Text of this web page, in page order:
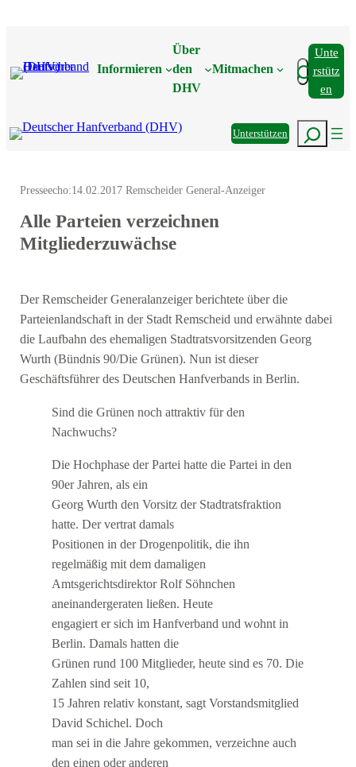
Informieren
Über
den
DHV
Mitmachen Suchen
Unte
Rstütz
En
UnterstützenSuchen
Presseecho:14.02.2017 Remscheider General-Anzeiger
Alle Parteien verzeichnen
Mitgliederzuwächse
Der Remscheider Generalanzeiger berichtete über die
Parteienlandschaft in der Stadt Remscheid und erwähnte dabei
die Laufbahn des ehemaligen Stadtratsvorsitzenden Georg
Wurth (Bündnis 90/Die Grünen). Nun ist dieser
Geschäftsführer des Deutschen Hanfverbands in Berlin.
Sind die Grünen noch attraktiv für den
Nachwuchs?
Die Hochphase der Partei hatte die Partei in den
90er Jahren, als ein
Georg Wurth den Vorsitz der Stadtratsfraktion
hatte. Der vertrat damals
Positionen in der Drogenpolitik, die ihn
regelmäßig mit dem damaligen
Amtsgerichtsdirektor Rolf Söhnchen
aneinandergeraten ließen. Heute
engagiert er sich im Hanfverband und wohnt in
Berlin. Damals hatten die
Grünen rund 100 Mitglieder, heute sind es 70. Die
Zahlen sind seit 10,
15 Jahren relativ konstant, sagt Vorstandsmitglied
David Schichel. Doch
man sei in die Jahre gekommen, verzeichne auch
den einen oder anderen